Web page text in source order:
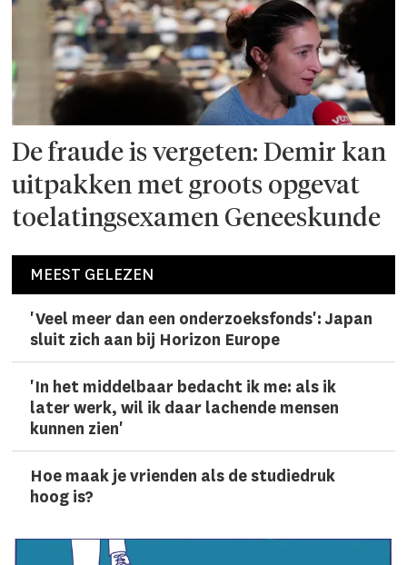
De fraude is vergeten: Demir kan
uitpakken met groots opgevat
toelatingsexamen Geneeskunde
MEEST GELEZEN
'Veel meer dan een onderzoeks­fonds': Japan
sluit zich aan bij Horizon Europe
'In het middelbaar bedacht ik me: als ik
later werk, wil ik daar lachen­de mensen
kunnen zien'
Hoe maak je vrienden als de studiedruk
hoog is?